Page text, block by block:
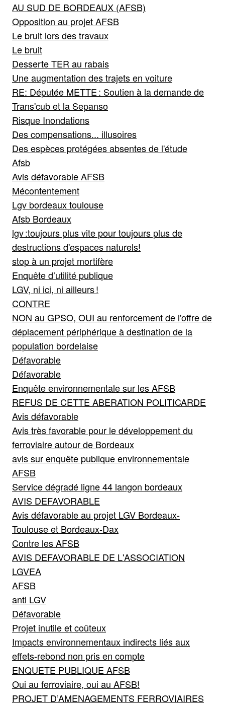
AU SUD DE BORDEAUX (AFSB)
Opposition au projet AFSB
Le bruit lors des travaux
Le bruit
Desserte TER au rabais
Une augmentation des trajets en voiture
RE: Députée METTE : Soutien à la demande de
Trans'cub et la Sepanso
Risque Inondations
Des compensations... illusoires
Des espèces protégées absentes de l'étude
Afsb
Avis défavorable AFSB
Mécontentement
Lgv bordeaux toulouse
Afsb Bordeaux
lgv :toujours plus vite pour toujours plus de
destructions d'espaces naturels!
stop à un projet mortifère
Enquête d’utilité publique
LGV, ni ici, ni ailleurs !
CONTRE
NON au GPSO, OUI au renforcement de l'offre de
déplacement périphérique à destination de la
population bordelaise
Défavorable
Défavorable
Enquête environnementale sur les AFSB
REFUS DE CETTE ABERATION POLITICARDE
Avis défavorable
Avis très favorable pour le développement du
ferroviaire autour de Bordeaux
avis sur enquête publique environnementale
AFSB
Service dégradé ligne 44 langon bordeaux
AVIS DEFAVORABLE
Avis défavorable au projet LGV Bordeaux-
Toulouse et Bordeaux-Dax
Contre les AFSB
AVIS DEFAVORABLE DE L'ASSOCIATION
LGVEA
AFSB
anti LGV
Défavorable
Projet inutile et coûteux
Impacts environnementaux indirects liés aux
effets-rebond non pris en compte
ENQUETE PUBLIQUE AFSB
Oui au ferroviaire, oui au AFSB!
PROJET D’AMENAGEMENTS FERROVIAIRES